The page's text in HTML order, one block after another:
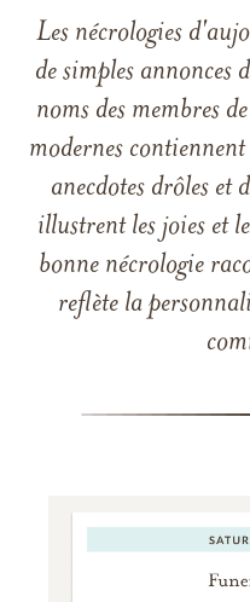
Les nécrologies
de simples annonces
noms des membres
modernes
anecdotes drôles et
illustrent les joies et
bonne nécrologie
reflète la